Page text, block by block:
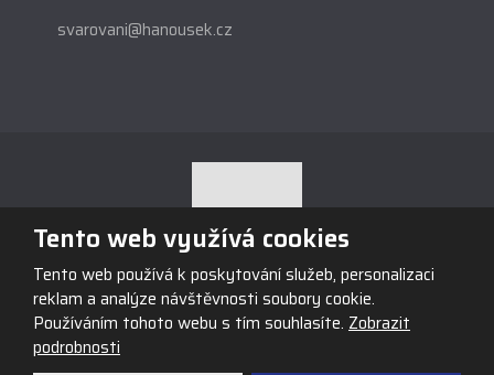
svarovani@hanousek.cz
© 2026, Obchodní firma HANOUSEK s.r.o., vytvořila eBRÁNA s.r.o.
Mapa stránek |Podmínky použití
Tento web využívá cookies
Tento web používá k poskytování služeb, personalizaci
reklam a analýze návštěvnosti soubory cookie.
Používáním tohoto webu s tím souhlasíte. Zobrazit
podrobnosti